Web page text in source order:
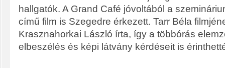
hallgatók. A Grand Café jóvoltából a
című film is Szegedre érkezett. Tarr Béla
Krasznahorkai László írta, így a többórás
elbeszélés és képi látvány kérdéseit is